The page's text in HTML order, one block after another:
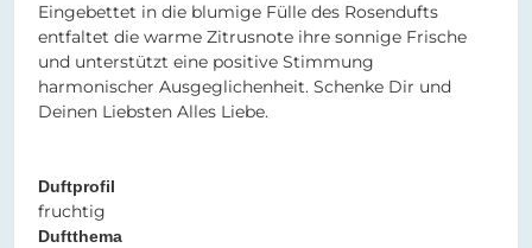
Eingebettet in die blumige Fülle des Rosendufts
entfaltet die warme Zitrusnote ihre sonnige Frische
und unterstützt eine positive Stimmung
harmonischer Ausgeglichenheit. Schenke Dir und
Deinen Liebsten Alles Liebe.
Duftprofil
fruchtig
Duftthema